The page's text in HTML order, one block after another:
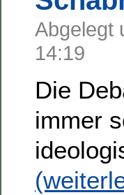
Abgelegt
14:19
Die
immer